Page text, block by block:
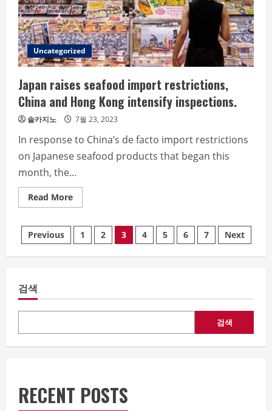
Uncategorized
Japan raises seafood import restrictions,
China and Hong Kong intensify inspections.
솔카지노 7월 23, 2023
In response to China’s de facto import restrictions
on Japanese seafood products that began this
month, the...
Read MoreRead
more
raises
seafood
import
restrictions,
intensify
글
내
비
게
이
Previous 1 2 3 4 5 6 7 Next
검색
검색
RECENT POSTS